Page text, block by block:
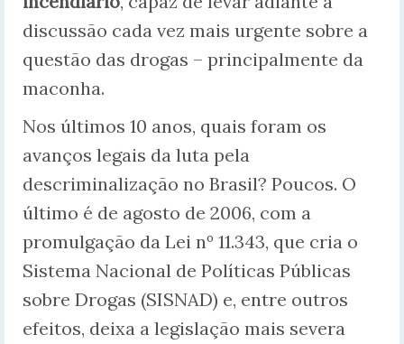
discussão cada vez mais urgente sobre a
questão das drogas – principalmente da
maconha.
Nos últimos 10 anos, quais foram os
avanços legais da luta pela
descriminalização no Brasil? Poucos. O
último é de agosto de 2006, com a
promulgação da Lei nº 11.343, que cria o
Sistema Nacional de Políticas Públicas
sobre Drogas (SISNAD) e, entre outros
efeitos, deixa a legislação mais severa